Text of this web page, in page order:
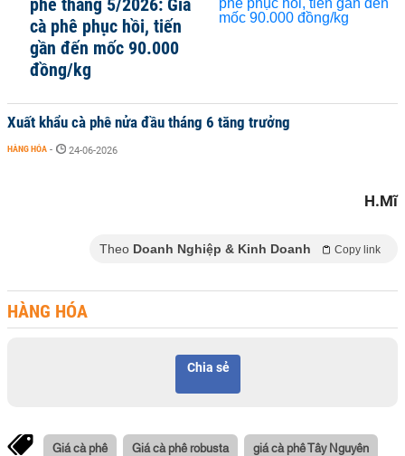
phê tháng 5/2026: Giá
cà phê phục hồi, tiến
gần đến mốc 90.000
đồng/kg
Xuất khẩu cà phê nửa đầu tháng 6 tăng trưởng
HÀNG HÓA - 24-06-2026
H.Mĩ
Theo Doanh Nghiệp & Kinh Doanh Copy link
HÀNG HÓA
Chia sẻ
Giá cà phê Giá cà phê robusta giá cà phê Tây Nguyên